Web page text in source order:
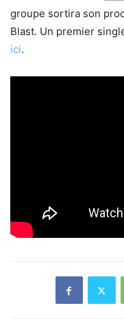
groupe sortira son
Blast. Un premier
ici.